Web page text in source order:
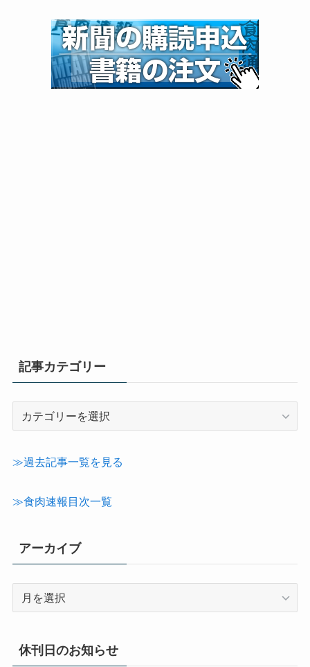
記事カテゴリー
テ
≫過去記事一覧を見る
≫食肉速報目次一覧
アーカイブ
イ
ブ
休刊日のお知らせ